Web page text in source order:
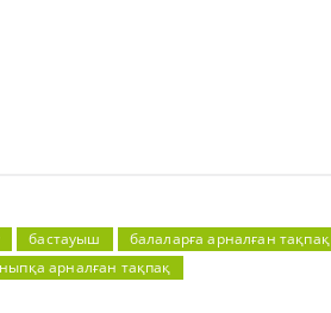
бастауыш
балаларға арналған тақпақ
арналған тақпақ